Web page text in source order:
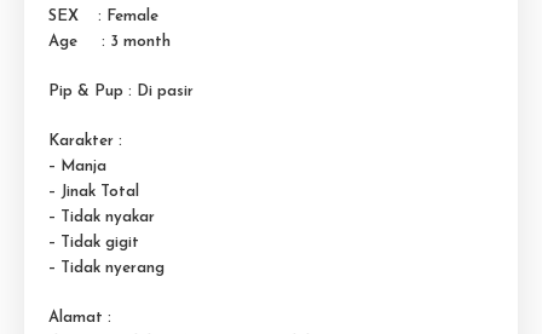
SEX : Female
Age : 3 month
Pip & Pup : Di pasir
Karakter :
– Manja
– Jinak Total
– Tidak nyakar
– Tidak gigit
– Tidak nyerang
Alamat :